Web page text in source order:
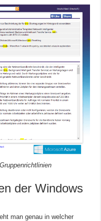
der Windows
man genau in welcher